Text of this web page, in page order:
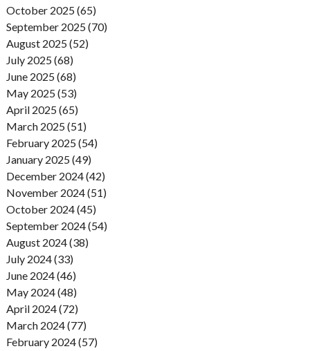
October 2025 (65)
September 2025 (70)
August 2025 (52)
July 2025 (68)
June 2025 (68)
May 2025 (53)
April 2025 (65)
March 2025 (51)
February 2025 (54)
January 2025 (49)
December 2024 (42)
November 2024 (51)
October 2024 (45)
September 2024 (54)
August 2024 (38)
July 2024 (33)
June 2024 (46)
May 2024 (48)
April 2024 (72)
March 2024 (77)
February 2024 (57)